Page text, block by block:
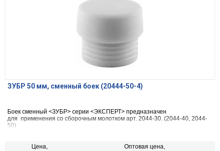
ЗУБР 50 мм, сменный боек (20444-50-4)
Боек сменный <ЗУБР> серии <ЭКСПЕРТ> предназначен
для применения со сборочным молотком арт. 2044-30. (2044-40, 2044-
50)
Цена, Оптовая цена,